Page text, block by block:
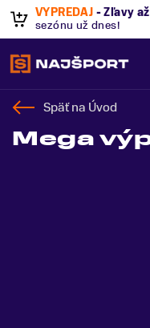
VÝPREDAJ - Zľavy
sezónu už dnes!
Späť na Úvod
Mega